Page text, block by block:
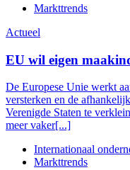
Markttrends
Actueel
EU wil eigen
De Europese Unie werkt
versterken en de
Verenigde Staten te
meer vaker[...]
Internationaal
Markttrends